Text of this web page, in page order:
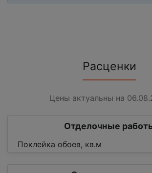
Расценки
Цены актуальны на
Отделочные
Поклейка обоев, кв.м